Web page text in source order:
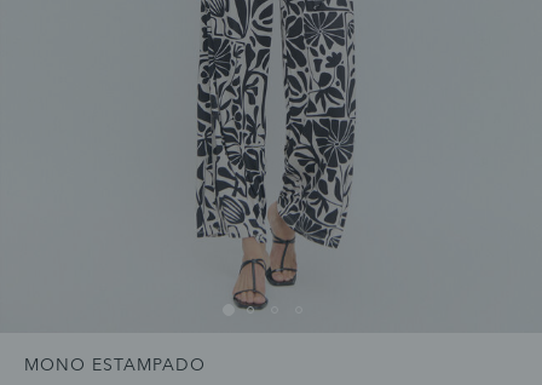
MONO ESTAMPADO